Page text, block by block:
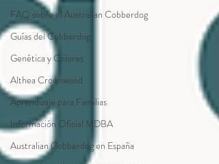
FAQ sobre el Australian Cobberdog
Guías del Cobberdog
Genética y Colores
Althea Crownwood
Aprendizaje para Familias
Información Oficial MDBA
Australian Cobberdog en España